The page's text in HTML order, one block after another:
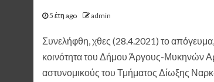
5 έτη ago admin
Συνελήφθη, χθες (28.4.2021) το
κοινότητα του Δήμου Άργους-Μυκηνών
αστυνομικούς του Τμήματος Δίωξης